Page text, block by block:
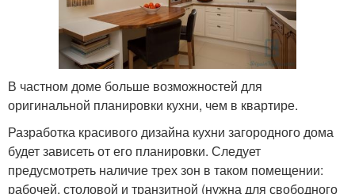
В частном доме больше возможностей для
оригинальной планировки кухни, чем в квартире.
Разработка красивого дизайна кухни загородного дома
будет зависеть от его планировки. Следует
предусмотреть наличие трех зон в таком помещении:
рабочей, столовой и транзитной (нужна для свободного